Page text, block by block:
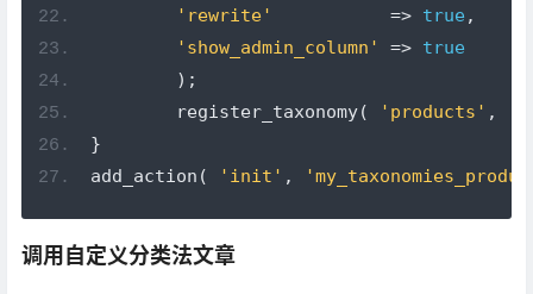
'rewrite'
=> true ,
'show_admin_column'
=> true
);
	register_taxonomy
( 'products' ,
}
add_action ( 'init' ,
调用自定义分类法文章